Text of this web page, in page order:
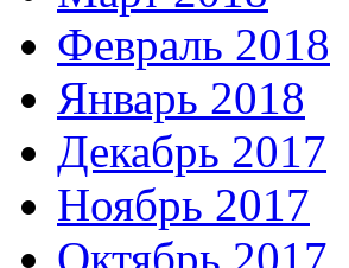
Февраль 2018
Январь 2018
Декабрь 2017
Ноябрь 2017